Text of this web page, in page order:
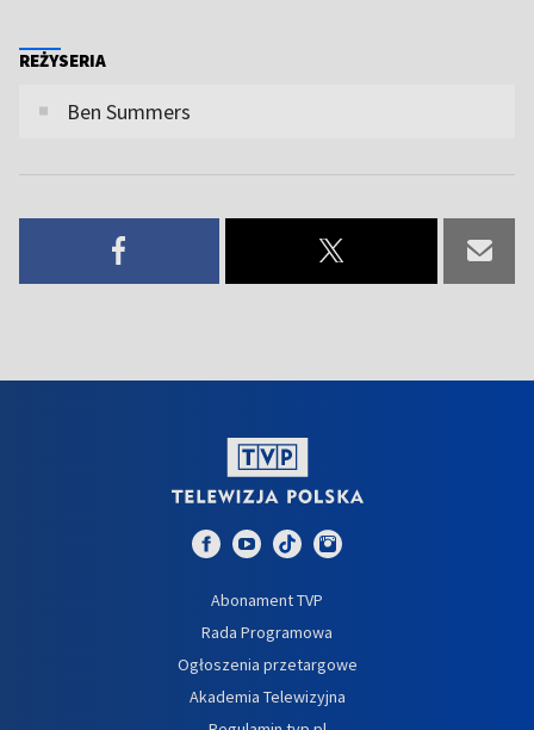
REŻYSERIA
Ben Summers
Abonament TVP
Rada Programowa
Ogłoszenia przetargowe
Akademia Telewizyjna